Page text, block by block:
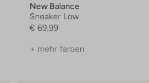
New Balance
Sneaker Low
€ 69,99
+ mehr farben